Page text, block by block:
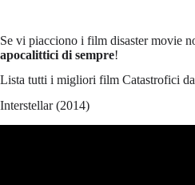
Se vi piacciono i film disaster movie
apocalittici di sempre!
Lista tutti i migliori film Catastrofici
Interstellar (2014)